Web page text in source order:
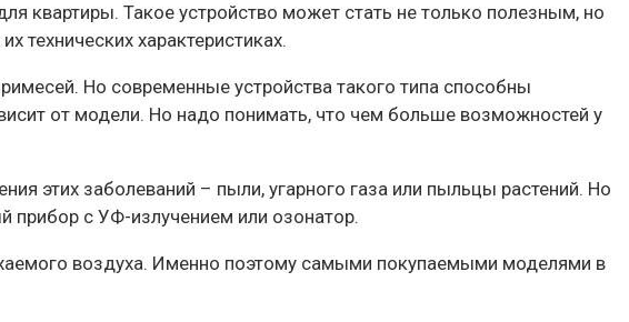
квартиры. Такое устройство может стать не только полезным, но
характеристиках.
Но современные устройства такого типа способны
от модели. Но надо понимать, что чем больше возможностей у
этих заболеваний – пыли, угарного газа или пыльцы растений. Но
прибор с УФ-излучением или озонатор.
воздуха. Именно поэтому самыми покупаемыми моделями в